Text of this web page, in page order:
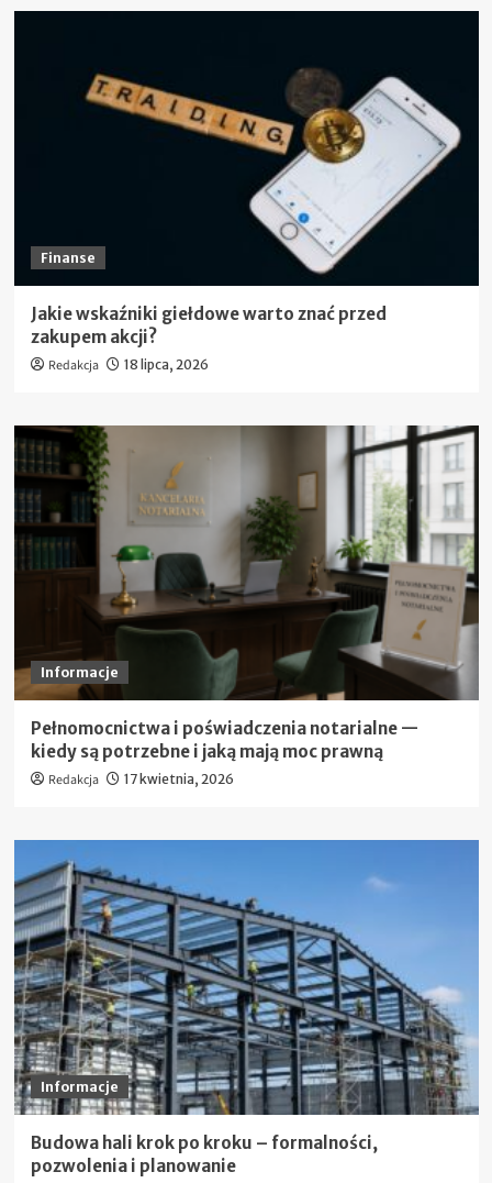
to
cenach,
podatkach
Finanse
Jakie wskaźniki giełdowe warto znać przed
zakupem akcji?
Redakcja 18 lipca, 2026
Informacje
Pełnomocnictwa i poświadczenia notarialne —
kiedy są potrzebne i jaką mają moc prawną
Redakcja 17 kwietnia, 2026
Informacje
Budowa hali krok po kroku – formalności,
pozwolenia i planowanie